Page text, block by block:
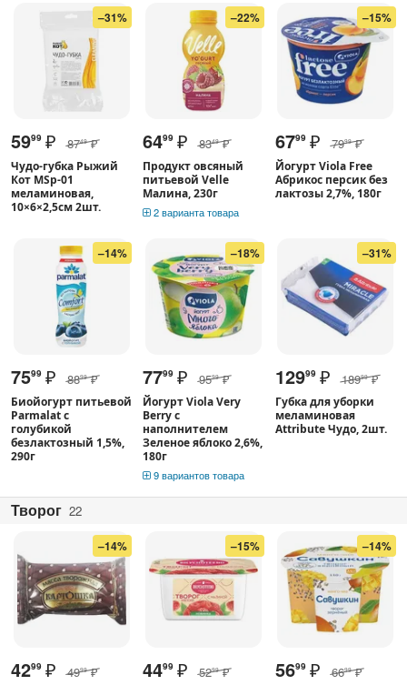
–31%
5999 ₽ 8749 ₽
Чудо-губка Рыжий
Кот MSp-01
меламиновая,
10×6×2,5см 2шт.
–22%
6499 ₽ 8349 ₽
Продукт овсяный
питьевой Velle
Малина, 230г
2 варианта товара
–15%
6799 ₽ 7999 ₽
Йогурт Viola Free
Абрикос персик без
лактозы 2,7%, 180г
–14%
7599 ₽ 8899 ₽
Биойогурт питьевой
Parmalat с
голубикой
безлактозный 1,5%,
290г
–18%
7799 ₽ 9599 ₽
Йогурт Viola Very
Berry с
наполнителем
Зеленое яблоко 2,6%,
180г
9 вариантов товара
–31%
12999 ₽ 18999 ₽
Губка для уборки
меламиновая
Attribute Чудо, 2шт.
Творог 22
–14%
4299 ₽ 4999 ₽
–15%
4499 ₽ 5299 ₽
–14%
5699 ₽ 6699 ₽